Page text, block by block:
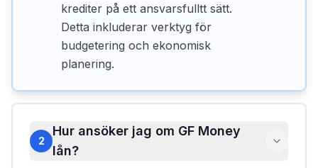
krediter på ett ansvarsfulltt sätt.
Detta inkluderar verktyg för
budgetering och ekonomisk
planering.
2
Hur ansöker jag om GF Money
lån?